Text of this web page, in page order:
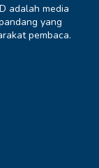
adalah media
yang
pembaca.